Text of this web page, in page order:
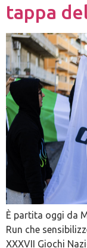
tappa
È partita oggi da
Run che
XXXVII Giochi